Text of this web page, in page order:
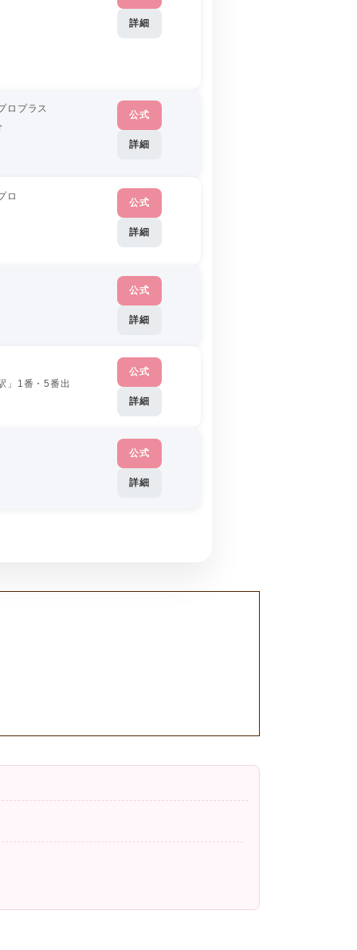
詳細
ロプラス
公式
詳細
ロ
公式
詳細
公式
詳細
」1番・5番出
公式
詳細
公式
詳細